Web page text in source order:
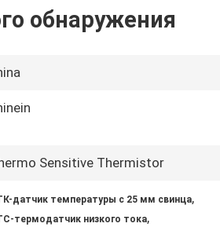
обнаружения
Sensitive Thermistor
датчик температуры с 25 мм свинца,
термодатчик низкого тока,